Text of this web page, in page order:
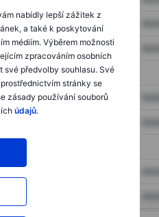
nabídly lepší zážitek z
a také k poskytování
médiím. Výběrem možnosti
zpracováním osobních
své předvolby souhlasu. Své
stránky se
zásady používání souborů
údajů.
XXXXXXX
XXXXXXX
XXXXXXX